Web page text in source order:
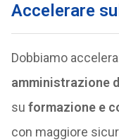
Accelerare
Dobbiamo
amministrazione
su formazione e
con maggiore